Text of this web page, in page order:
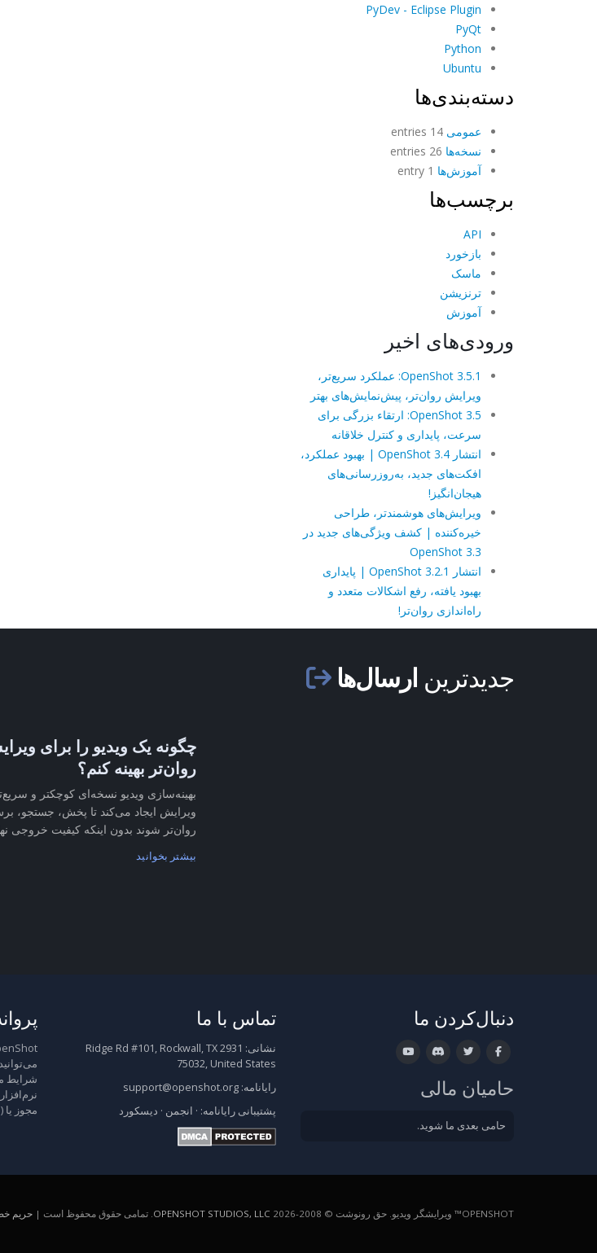
PyDev - Eclipse Plugin
PyQt
Python
Ubuntu
دسته‌بندی‌ها
عمومی
نسخه‌ها
آموزش‌ها
برچسب‌ها
API
بازخورد
ماسک
ترنزیشن
آموزش
ورودی‌های اخیر
OpenShot 3.5.1: عملکرد سریع‌تر،
ویرایش روان‌تر، پیش‌نمایش‌های بهتر
OpenShot 3.5: ارتقاء بزرگی برای
سرعت، پایداری و کنترل خلاقانه
انتشار OpenShot 3.4 | بهبود عملکرد،
افکت‌های جدید، به‌روزرسانی‌های
هیجان‌انگیز!
ویرایش‌های هوشمندتر، طراحی
خیره‌کننده | کشف ویژگی‌های جدید در
OpenShot 3.3
انتشار OpenShot 3.2.1 | پایداری
بهبود یافته، رفع اشکالات متعدد و
راه‌اندازی روان‌تر!
جدیدترین ارسال‌ها
چگونه یک ویدیو را برای
روان‌تر بهینه کنم؟
بهینه‌سازی ویدیو نسخه‌ای کوچکتر و
ویرایش ایجاد می‌کند تا پخش، جستجو،
روان‌تر شوند بدون اینکه کیفیت خروجی
بیشتر بخوانید
شرایط
مجوز
تماس با ما
نشانی:
2931 Ridge Rd #101, Rockwall, TX
75032, United States
رایانامه: support@openshot.org
پشتیبانی رایانامه: · انجمن · دیسکورد
دنبال‌کردن ما
حامیان مالی
حامی بعدی ما شوید.
OPENSHOT™ ویرایشگر ویدیو. حق رونوشت © 2008-2026 OPENSHOT STUDIOS, LLC. تمامی حقوق محفوظ است | حریم